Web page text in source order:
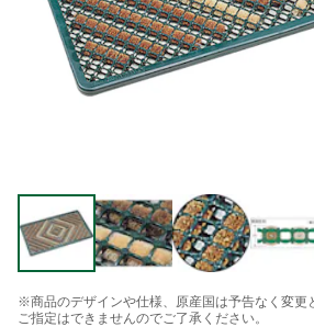
※商品のデザインや仕様、原産国は予告なく変更
ご指定はできませんのでご了承ください。